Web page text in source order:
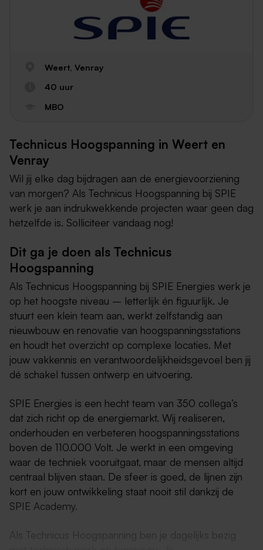
Weert, Venray
40 uur
MBO
Technicus Hoogspanning in Weert en
Venray
Wil jij elke dag bijdragen aan de energievoorziening
van morgen? Als Technicus Hoogspanning bij SPIE
werk je aan indrukwekkende projecten waar geen dag
hetzelfde is. Solliciteer vandaag nog!
Dit ga je doen als Technicus
Hoogspanning
Als Technicus Hoogspanning bij SPIE Energies werk je
op het hoogste niveau – letterlijk én figuurlijk. Je
stuurt een klein team aan, werkt zelfstandig aan
nieuwbouw en renovatie van hoogspanningsstations
en houdt het overzicht op complexe locaties. Met
jouw vakkennis en verantwoordelijkheidsgevoel ben jij
dé schakel tussen ontwerp en uitvoering.
SPIE Energies is een hecht team van 350 collega’s
dat zich richt op de energiemarkt. Wij realiseren,
onderhouden en verbeteren hoogspanningsstations
boven de 110.000 Volt. Je werkt in een omgeving
waar de techniek vooruitgaat, maar de mensen altijd
centraal blijven staan. De sfeer is goed, de lijnen zijn
kort en jouw ontwikkeling staat nooit stil dankzij de
SPIE Academy.
Als Technicus Hoogspanning ben je dagelijks bezig